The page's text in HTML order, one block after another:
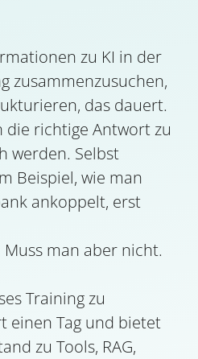
zu KI in der
zusammenzusuchen,
das dauert.
die richtige Antwort zu
werden. Selbst
Beispiel, wie man
ankoppelt, erst
man aber nicht.
Training zu
einen Tag und bietet
zu Tools, RAG,